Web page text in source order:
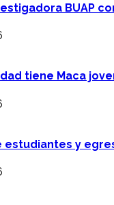
BUAP
tiene Maca
y